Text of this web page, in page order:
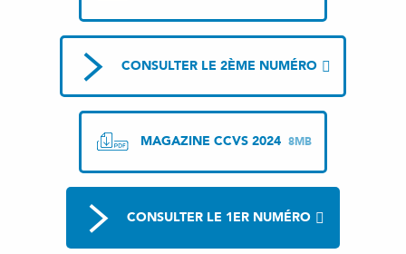
CONSULTER LE 2ÈME NUMÉRO
MAGAZINE CCVS 2024 8MB
CONSULTER LE 1ER NUMÉRO